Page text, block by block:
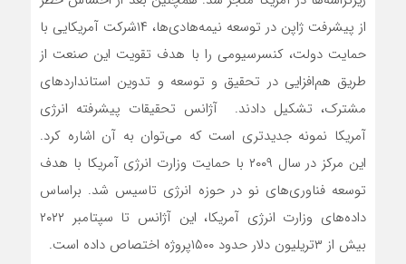
از پیشرفت ژاپن در توسعه نیمه‌‌‌هادی‌‌‌ها، ۱۴شرکت آمریکایی با
حمایت دولت، کنسرسیومی را با هدف تقویت این صنعت از
طریق هم‌‌‌افزایی در تحقیق و توسعه و تدوین استانداردهای
مشترک، تشکیل دادند. آژانس تحقیقات پیشرفته انرژی
آمریکا نمونه جدیدتری است که می‌‌‌توان به آن اشاره کرد.
این مرکز در سال ۲۰۰۹ با حمایت وزارت انرژی آمریکا با هدف
توسعه فناوری‌‌‌های نو در حوزه انرژی تاسیس شد. براساس
داده‌های وزارت انرژی آمریکا، این آژانس تا سپتامبر ۲۰۲۲
بیش از ۳تریلیون دلار حدود ۱۵۰۰پروژه اختصاص داده است.